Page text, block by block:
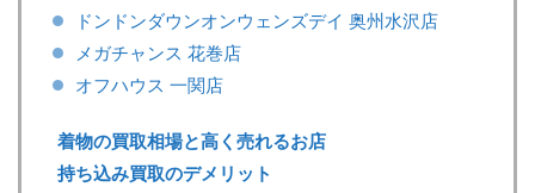
ドンドンダウンオンウェンズデイ 奥州水沢店
メガチャンス 花巻店
オフハウス 一関店
着物の買取相場と高く売れるお店
持ち込み買取のデメリット